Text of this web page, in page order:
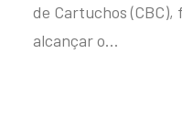
de Cartuchos
alcançar o…